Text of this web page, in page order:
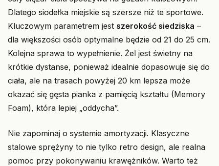
Dlatego siodełka miejskie są szersze niż te sportowe.
Kluczowym parametrem jest szerokość siedziska –
dla większości osób optymalne będzie od 21 do 25 cm.
Kolejna sprawa to wypełnienie. Żel jest świetny na
krótkie dystanse, ponieważ idealnie dopasowuje się do
ciała, ale na trasach powyżej 20 km lepsza może
okazać się gęsta pianka z pamięcią kształtu (Memory
Foam), która lepiej „oddycha”.
Nie zapominaj o systemie amortyzacji. Klasyczne
stalowe sprężyny to nie tylko retro design, ale realna
pomoc przy pokonywaniu krawężników. Warto też